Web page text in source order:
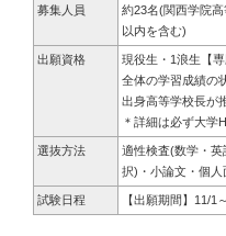
募集人員
約23名(関西学院
以内を含む)
出願資格
現役生・1浪生【専
全体の学習成績の
出身高等学校長
＊詳細は必ず大学
選抜方法
適性検査(数学・
択)・小論文・個
試験日程 【出願期間】11/1